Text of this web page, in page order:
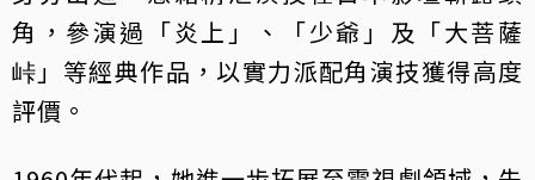
角，參演過「炎上」、「少爺」及「大菩薩
峠」等經典作品，以實力派配角演技獲得高度
評價。